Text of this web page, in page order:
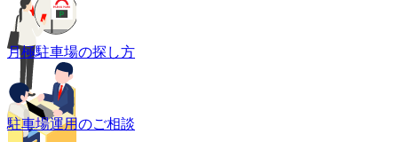
月極駐車場の探し方
駐車場運用のご相談